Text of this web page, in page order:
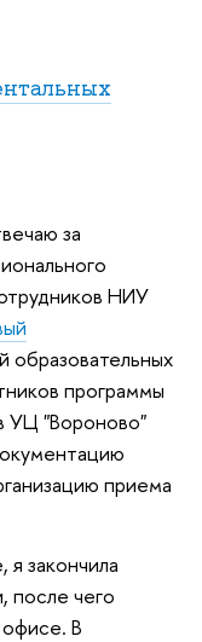
за
НИУ
образовательных
программы
УЦ "Вороново"
приема
закончила
после чего
В